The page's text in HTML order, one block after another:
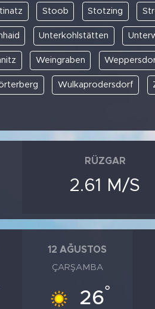
Stoob Stotzing
Unterkohlstätten
Weingraben
Wulkaprodersdorf
RÜZGAR
2.61 M/S
12 AĞUSTOS
ÇARŞAMBA
26°